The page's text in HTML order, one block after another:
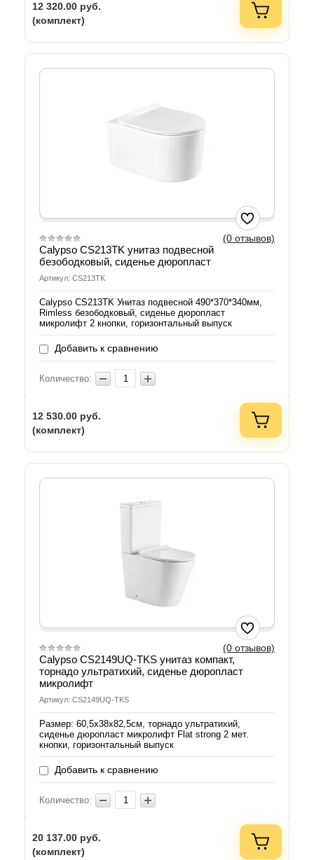
12 320.00 руб.
(комплект)
(0 отзывов)
Calypso CS213TK унитаз подвесной
безободковый, сиденье дюропласт
Артикул: CS213TK
Calypso CS213TK Унитаз подвесной 490*370*340мм,
Rimless безободковый, сиденье дюропласт
микролифт 2 кнопки, горизонтальный выпуск
Добавить к сравнению
Количество:
12 530.00 руб.
(комплект)
(0 отзывов)
Calypso CS2149UQ-TKS унитаз компакт,
торнадо ультратихий, сиденье дюропласт
микролифт
Артикул: CS2149UQ-TKS
Размер: 60,5х38х82,5см, торнадо ультратихий,
сиденье дюропласт микролифт Flat strong 2 мет.
кнопки, горизонтальный выпуск
Добавить к сравнению
Количество:
20 137.00 руб.
(комплект)